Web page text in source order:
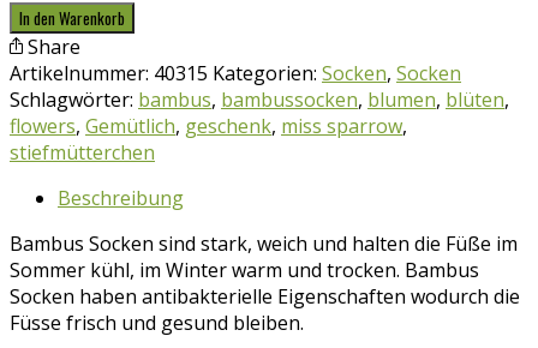
Miss
Sparrow
Socken
Bamboo
Botany
Studies
Menge
In den Warenkorb
Share
Artikelnummer: 40315 Kategorien: Socken, Socken
Schlagwörter: bambus, bambussocken, blumen, blüten,
flowers, Gemütlich, geschenk, miss sparrow,
stiefmütterchen
Beschreibung
Bambus Socken sind stark, weich und halten die Füße im
Sommer kühl, im Winter warm und trocken. Bambus
Socken haben antibakterielle Eigenschaften wodurch die
Füsse frisch und gesund bleiben.